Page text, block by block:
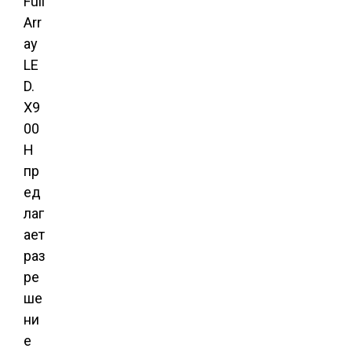
Arr
ay
LE
D.
X9
00
H
пр
ед
лаг
ает
раз
ре
ше
ни
е